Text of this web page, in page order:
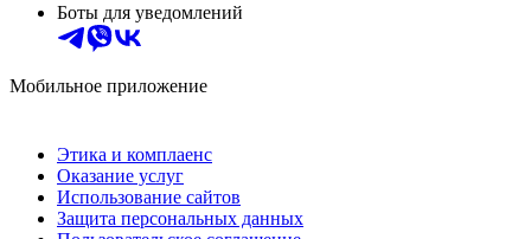
Боты для уведомлений
Мобильное приложение
Этика и комплаенс
Оказание услуг
Использование сайтов
Защита персональных данных